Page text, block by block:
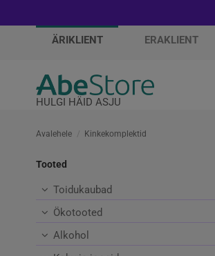
ÄRIKLIENT ERAKLIENT
HULGI HÄID ASJU
Avalehele Kinkekomplektid
Tooted
Toidukaubad
Ökotooted
Alkohol